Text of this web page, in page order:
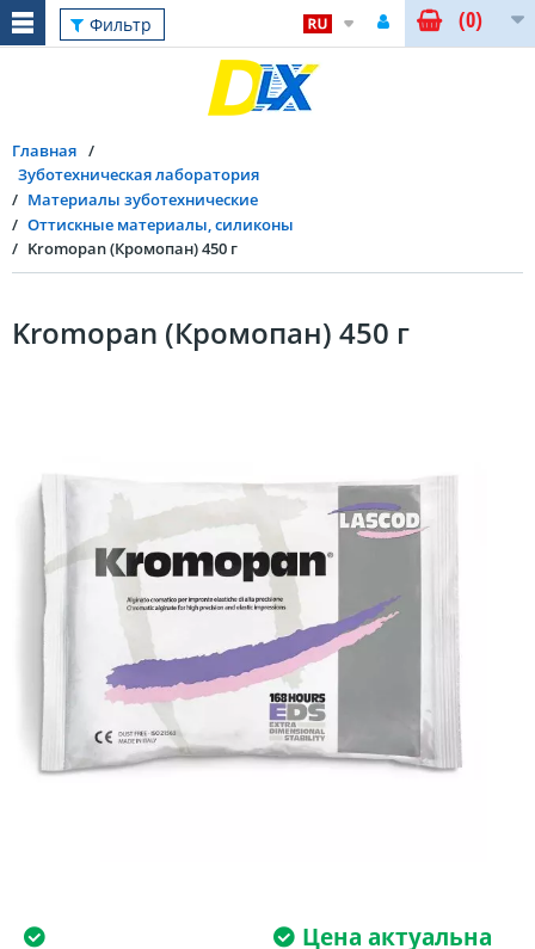
Фильтр (0)
Главная
Зуботехническая лаборатория
Материалы зуботехнические
Оттискные материалы, cиликоны
Kromopan (Кромопан) 450 г
Kromopan (Кромопан) 450 г
Цена актуальна